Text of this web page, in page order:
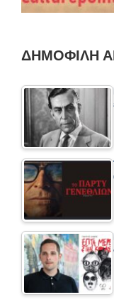
ΔΗΜΟΦΙΛΉ